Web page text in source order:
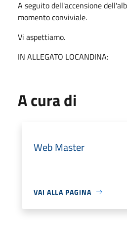
A seguito dell'accensione
momento conviviale.
Vi aspettiamo.
IN ALLEGATO LOCANDINA:
A cura di
Web Master
VAI ALLA PAGINA